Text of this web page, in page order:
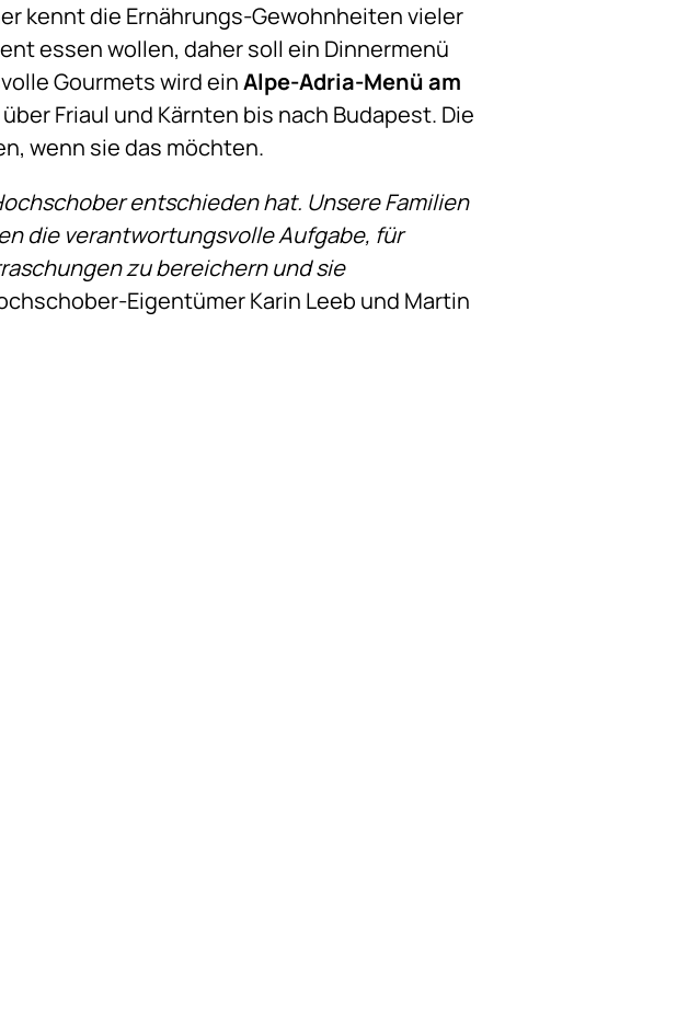
kennt die Ernährungs-Gewohnheiten vieler
essen wollen, daher soll ein Dinnermenü
Gourmets wird einAlpe-Adria-Menü am
Friaul und Kärnten bis nach Budapest. Die
wenn sie das möchten.
entschieden hat. Unsere Familien
die verantwortungsvolle Aufgabe, für
zu bereichern und sie
Eigentümer Karin Leeb und Martin